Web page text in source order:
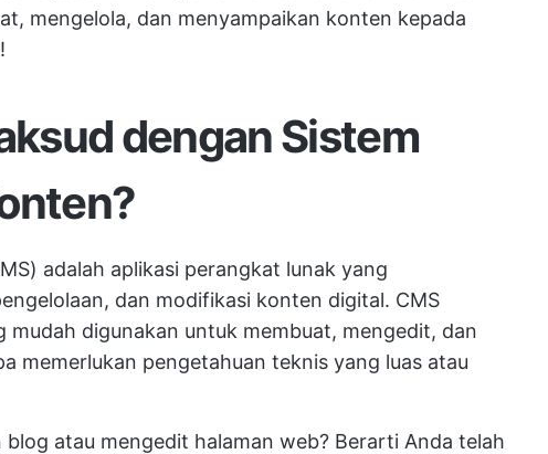
mengelola, dan menyampaikan konten kepada
dengan Sistem
adalah aplikasi perangkat lunak yang
dan modifikasi konten digital. CMS
mudah digunakan untuk membuat, mengedit, dan
memerlukan pengetahuan teknis yang luas atau
atau mengedit halaman web? Berarti Anda telah